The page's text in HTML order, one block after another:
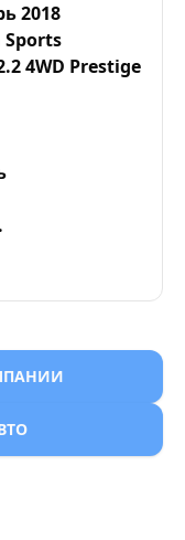
2018
Sports
4WD Prestige